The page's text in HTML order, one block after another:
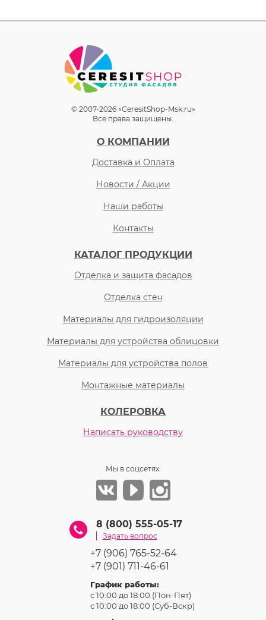
© 2007-2026 «CeresitShop-Msk.ru»
Все права защищены.
О КОМПАНИИ
Доставка и Оплата
Новости / Акции
Наши работы
Контакты
КАТАЛОГ ПРОДУКЦИИ
Отделка и защита фасадов
Отделка стен
Материалы для гидроизоляции
Материалы для устройства облицовки
Материалы для устройства полов
Монтажные материалы
КОЛЕРОВКА
Написать руководству
Мы в соцсетях:
8 (800) 555-05-17
Задать вопрос
+7 (906) 765-52-64
+7 (901) 711-46-61
График работы:
с 10:00 до 18:00 (Пон-Пят)
с 10:00 до 18:00 (Суб-Вcкр)